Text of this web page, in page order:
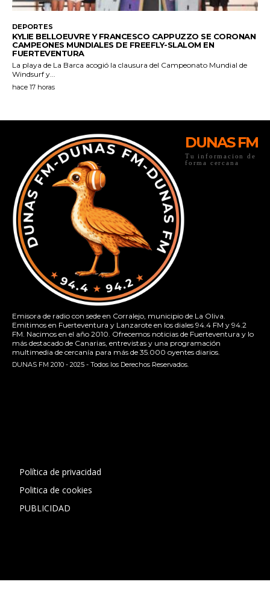
DUNAS FM
Tu informacion de
forma cercana
Emisora de radio con sede en Corralejo, municipio de La Oliva.
Emitimos en Fuerteventura y Lanzarote en los diales 94.4 FM y 94.2
FM. Nacimos en el año 2010. Ofrecemos noticias de Fuerteventura y lo
más destacado de Canarias, entrevistas y una programación
multimedia de cercanía para más de 35.000 oyentes diarios.
DUNAS FM 2010 - 2025 - Todos los Derechos Reservados.
Política de privacidad
Politica de cookies
PUBLICIDAD